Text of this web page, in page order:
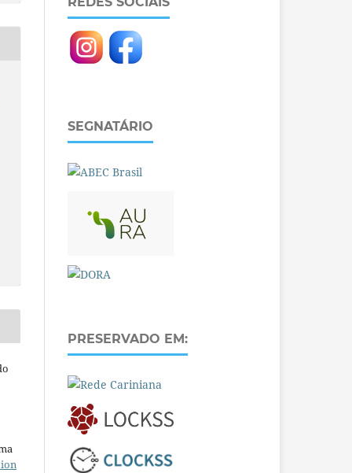
SEGNATÁRIO
PRESERVADO EM: